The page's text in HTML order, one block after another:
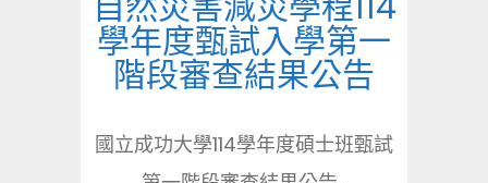
學年度甄試入學第一
階段審查結果公告
國立成功大學114學年度碩士班甄試